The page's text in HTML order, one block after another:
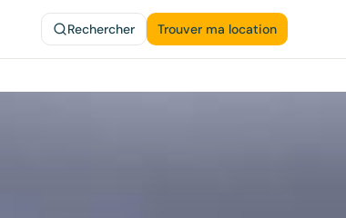
Rechercher Trouver ma location